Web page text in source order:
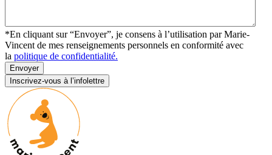
*En cliquant sur “Envoyer”, je consens à l’utilisation par Marie-
Vincent de mes renseignements personnels en conformité avec
la politique de confidentialité.
Envoyer
Inscrivez-vous à l’infolettre